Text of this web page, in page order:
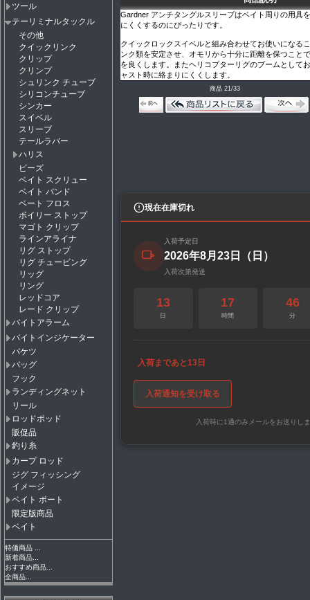
ツール
テーリミナルタックル
その他
クイックリンク
クリップ
クリンプ
シュリンク チューブ
シリコンチューブ
シンカー
スイベル
スリーブ
テールラバー
ハリス
ビーズ
ベイト スクリュー
ベイト バンド
ベート フロス
ボイリー ストップ
マゴト クリップ
ラインアライナ
リグ ストップ
リグ チュービング
リッグ
リング
レッドコア
レード クリップ
バイトアラーム
バイトインジケーター
バケツ
バッグ
フック
ランディングネット
リール
ロッドポッド
販促品
釣り糸
カープ ロッド
ジグ フィッシング
イメージ
ベイト ボート
限定版商品
ベイト
特価商品 ...
新着商品...
おすすめ商品...
全商品...
Gardner アンチタングルスリーブはベイト周りの用具
にくくするのにぴったりです。
クイックロックスイベルと組み合わせてお使いになる
ンク類を安定させ、オモリから十分に距離を保つこと
を良くします。またヘリコプターリグのブームとして
ャスト時に絡まりにくくします。
商品 21/33
現在在庫切れ
入荷予定日
2026年8月23日（日）
入荷次第発送
13
日
17
時間
46
分
入荷まであと13日
入荷通知を受け取る
入荷時に1通のみメールをお送りし